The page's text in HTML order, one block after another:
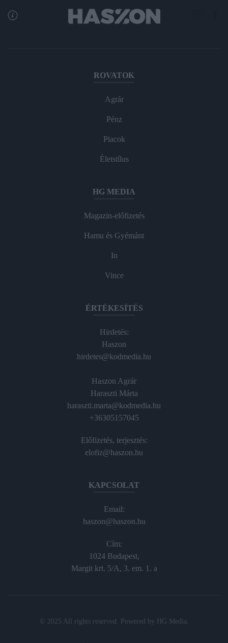
ROVATOK
Agrár
Pénz
Piacok
Életstílus
HG MEDIA
Magazin-előfizetés
Hamu és Gyémánt
In
Vince
ÉRTÉKESÍTÉS
Hirdetés:
Haszon
hirdetes@kodmedia.hu
Haszon Agrár
Haraszti Márta
haraszti.marta@kodmedia.hu
+36305157045
Előfizetés, terjesztés:
elofiz@haszon.hu
KAPCSOLAT
Email:
haszon@haszon.hu
Cím:
1024 Budapest,
Margit krt. 5/A, 3. em. 1. a
© 2025 All rights reserved. Powered by HG Media